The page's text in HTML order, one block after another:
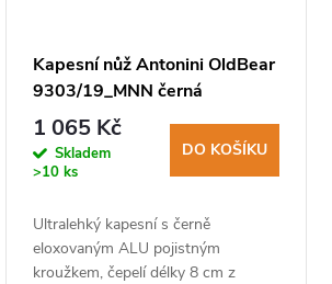
Kapesní nůž Antonini OldBear
9303/19_MNN černá
nerezová čepel s PTFE,
rukojeť topol černá
1 065 Kč
Skladem
>10 ks
DO KOŠÍKU
Ultralehký kapesní s černě
eloxovaným ALU pojistným
kroužkem, čepelí délky 8 cm z